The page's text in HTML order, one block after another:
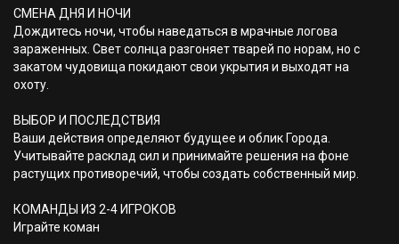
СМЕНА ДНЯ И НОЧИ
Дождитесь ночи, чтобы наведаться в мрачные логова
зараженных. Свет солнца разгоняет тварей по норам, но с
закатом чудовища покидают свои укрытия и выходят на
охоту.
ВЫБОР И ПОСЛЕДСТВИЯ
Ваши действия определяют будущее и облик Города.
Учитывайте расклад сил и принимайте решения на фоне
растущих противоречий, чтобы создать собственный мир.
КОМАНДЫ ИЗ 2-4 ИГРОКОВ
Играйте коман